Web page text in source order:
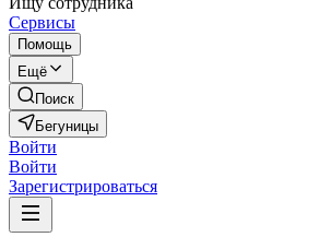
Сервисы
Помощь
Ещё
Поиск
Бегуницы
Войти
Войти
Зарегистрироваться